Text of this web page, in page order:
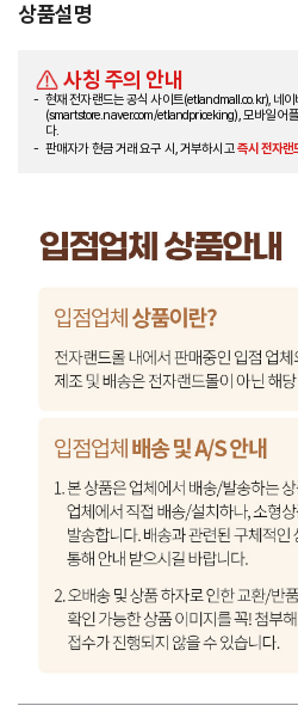
상품설명
사칭 주의 안내
현재 전자랜드는 공식 사이트(etlandmall.co.kr), 네이
(smartstore.naver.com/etlandpriceking), 모바일 어
다.
판매자가 현금 거래 요구 시, 거부하시고즉시 전자랜